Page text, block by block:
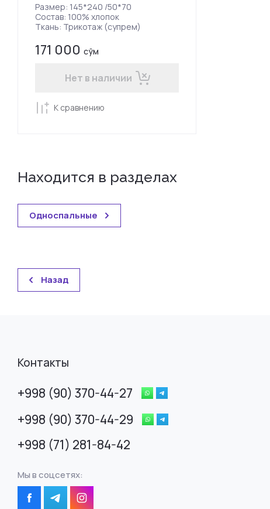
Размер: 145*240 /50*70
Состав: 100% хлопок
Ткань: Трикотаж (супрем)
171 000 сўм
Нет в наличии
К сравнению
Находится в разделах
Односпальные
Назад
Контакты
+998 (90) 370-44-27
+998 (90) 370-44-29
+998 (71) 281-84-42
Мы в соцсетях: